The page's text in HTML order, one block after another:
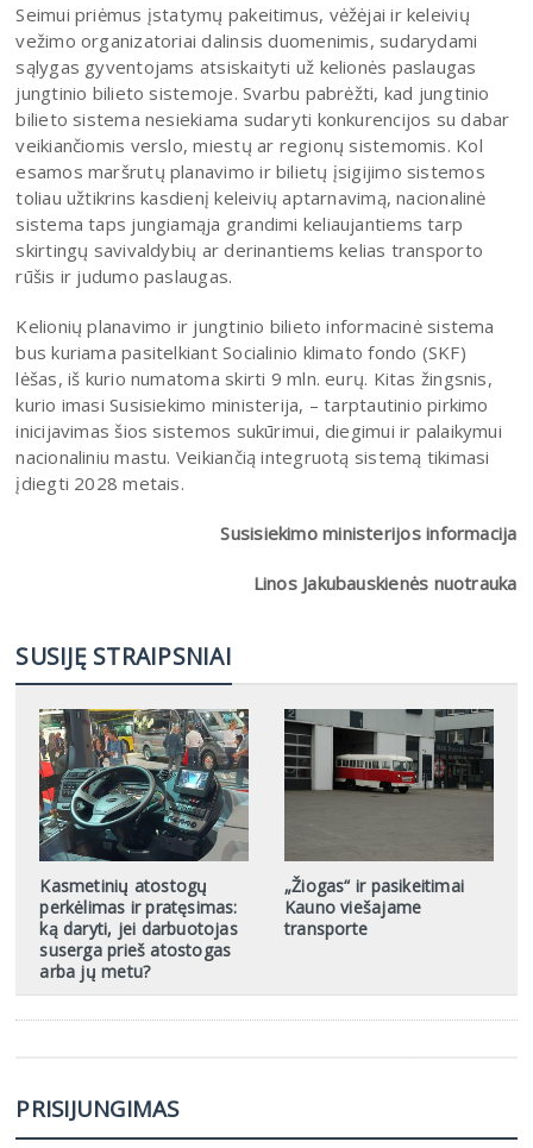
Seimui priėmus įstatymų pakeitimus, vėžėjai ir keleivių
vežimo organizatoriai dalinsis duomenimis, sudarydami
sąlygas gyventojams atsiskaityti už kelionės paslaugas
jungtinio bilieto sistemoje. Svarbu pabrėžti, kad jungtinio
bilieto sistema nesiekiama sudaryti konkurencijos su dabar
veikiančiomis verslo, miestų ar regionų sistemomis. Kol
esamos maršrutų planavimo ir bilietų įsigijimo sistemos
toliau užtikrins kasdienį keleivių aptarnavimą, nacionalinė
sistema taps jungiamąja grandimi keliaujantiems tarp
skirtingų savivaldybių ar derinantiems kelias transporto
rūšis ir judumo paslaugas.
Kelionių planavimo ir jungtinio bilieto informacinė sistema
bus kuriama pasitelkiant Socialinio klimato fondo (SKF)
lėšas, iš kurio numatoma skirti 9 mln. eurų. Kitas žingsnis,
kurio imasi Susisiekimo ministerija, – tarptautinio pirkimo
inicijavimas šios sistemos sukūrimui, diegimui ir palaikymui
nacionaliniu mastu. Veikiančią integruotą sistemą tikimasi
įdiegti 2028 metais.
Susisiekimo ministerijos informacija
Linos Jakubauskienės nuotrauka
SUSIJĘ STRAIPSNIAI
Kasmetinių atostogų
perkėlimas ir pratęsimas:
ką daryti, jei darbuotojas
suserga prieš atostogas
arba jų metu?
„Žiogas“ ir pasikeitimai
Kauno viešajame
transporte
PRISIJUNGIMAS